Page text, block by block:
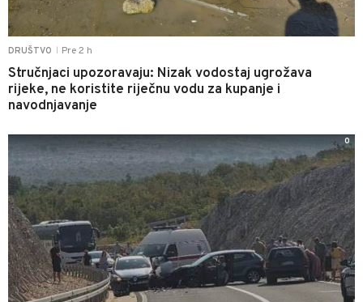
DRUŠTVO Pre 2 h
Stručnjaci upozoravaju: Nizak vodostaj ugrožava
rijeke, ne koristite riječnu vodu za kupanje i
navodnjavanje
0